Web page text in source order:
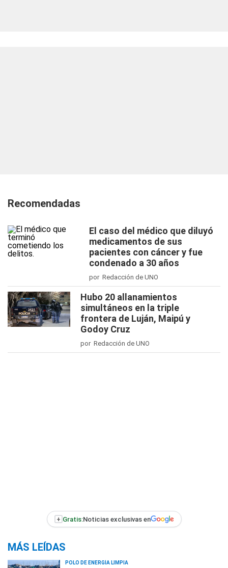
Recomendadas
El caso del médico que diluyó
medicamentos de sus
pacientes con cáncer y fue
condenado a 30 años
por Redacción de UNO
Hubo 20 allanamientos
simultáneos en la triple
frontera de Luján, Maipú y
Godoy Cruz
por Redacción de UNO
+ Gratis:Noticias exclusivas en
MÁS LEÍDAS
POLO DE ENERGÍA LIMPIA